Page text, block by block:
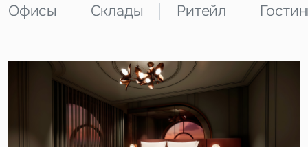
Офисы Склады Ритейл
Вопрос
Предложение
Жалоба
Это обязательное поле
Это обязательное поле